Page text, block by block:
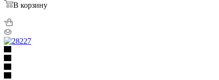
В корзину